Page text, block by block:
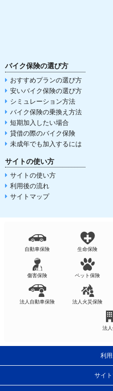
バイク保険の選び方
おすすめプランの選び方
安いバイク保険の選び方
シミュレーション方法
バイク保険の乗換え方法
短期加入したい場合
貸借の際のバイク保険
未成年でも加入するには
サイトの使い方
サイトの使い方
利用後の流れ
サイトマップ
自動車保険 生命保険
傷害保険 ペット保険
法人自動車保険 法人火災保険
法
利
サイ